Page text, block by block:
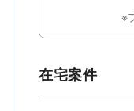
※
在宅案件